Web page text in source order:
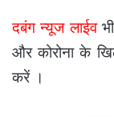
दबंग न्यूज लाईव
और कोरोना के
करें ।